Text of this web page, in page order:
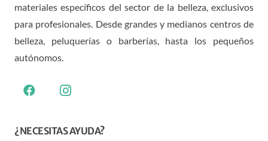
materiales específicos del sector de la belleza, exclusivos
para profesionales. Desde grandes y medianos centros de
belleza, peluquerías o barberías, hasta los pequeños
autónomos.
¿NECESITAS AYUDA?